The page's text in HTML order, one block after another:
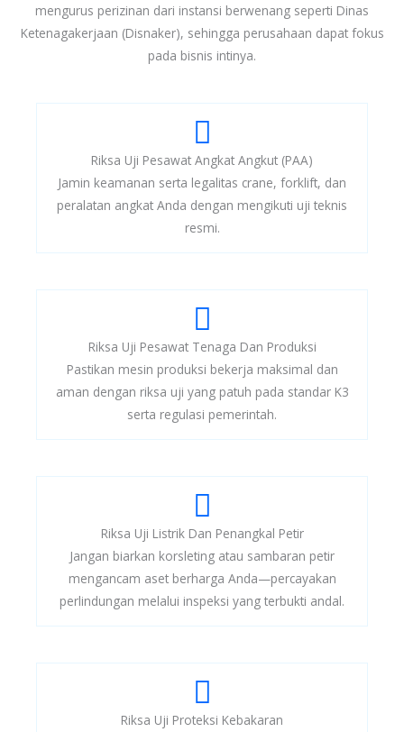
mengurus perizinan dari instansi berwenang seperti Dinas
Ketenagakerjaan (Disnaker), sehingga perusahaan dapat fokus
pada bisnis intinya.
Riksa Uji Pesawat Angkat Angkut (PAA)
Jamin keamanan serta legalitas crane, forklift, dan
peralatan angkat Anda dengan mengikuti uji teknis
resmi.
Riksa Uji Pesawat Tenaga Dan Produksi
Pastikan mesin produksi bekerja maksimal dan
aman dengan riksa uji yang patuh pada standar K3
serta regulasi pemerintah.
Riksa Uji Listrik Dan Penangkal Petir
Jangan biarkan korsleting atau sambaran petir
mengancam aset berharga Anda—percayakan
perlindungan melalui inspeksi yang terbukti andal.
Riksa Uji Proteksi Kebakaran